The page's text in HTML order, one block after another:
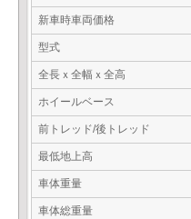
新車時車両価格
型式
全長ｘ全幅ｘ全高
ホイールベース
前トレッド/後トレッド
最低地上高
車体重量
車体総重量